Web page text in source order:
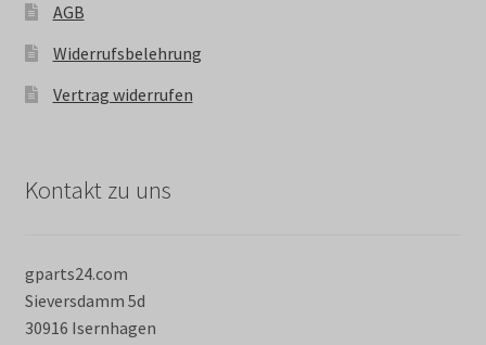
AGB
Widerrufsbelehrung
Vertrag widerrufen
Kontakt zu uns
gparts24.com
Sieversdamm 5d
30916 Isernhagen